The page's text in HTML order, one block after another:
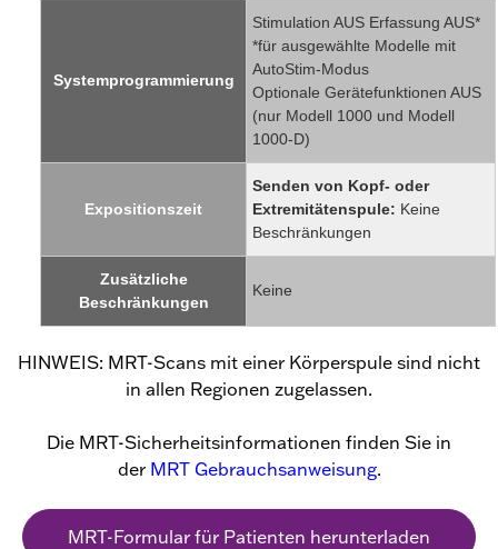
Systemprogrammierung
Stimulation AUS Erfassung AUS*
*für ausgewählte Modelle mit
AutoStim-Modus
Optionale Gerätefunktionen AUS
(nur Modell 1000 und Modell
1000-D)
Expositionszeit
Senden von Kopf- oder
Extremitätenspule: Keine
Beschränkungen
Zusätzliche
Beschränkungen
Keine
HINWEIS: MRT-Scans mit einer Körperspule sind nicht
in allen Regionen zugelassen.
Die MRT-Sicherheitsinformationen finden Sie in
der MRT Gebrauchsanweisung.
MRT-Formular für Patienten herunterladen